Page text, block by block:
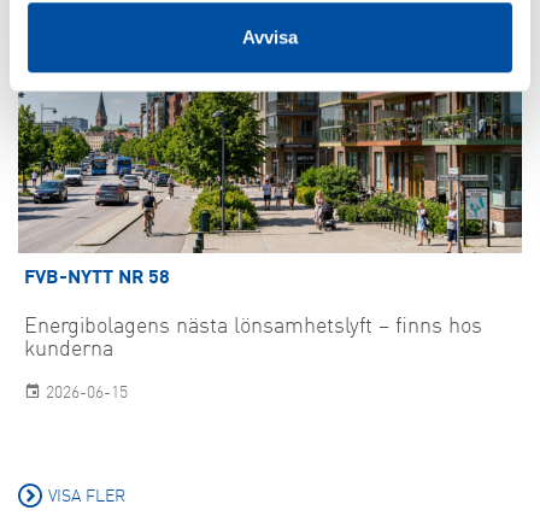
Avvisa
FVB-NYTT NR 58
Energibolagens nästa lönsamhetslyft – finns hos
kunderna
2026-06-15
VISA FLER